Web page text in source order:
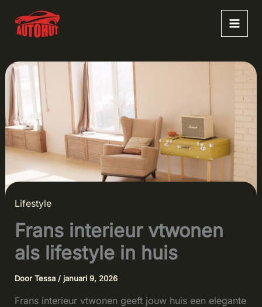
naar
Lifestyle
Frans interieur vtwonen
als lifestyle in huis
DoorTessa / januari 9, 2026
Frans interieur vtwonen geeft jouw huis een elegante